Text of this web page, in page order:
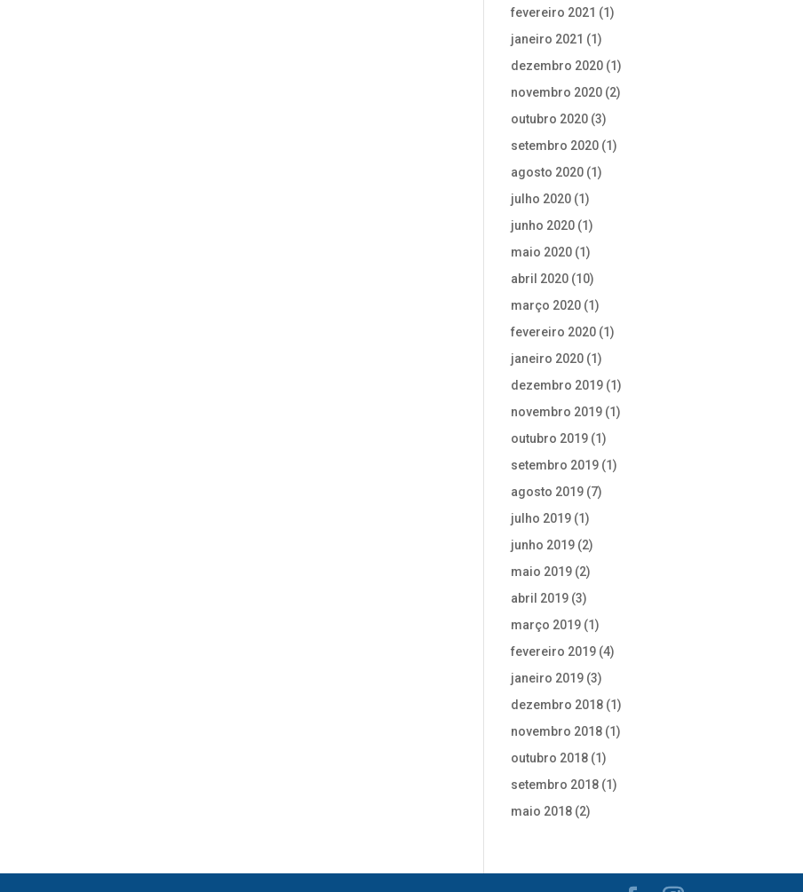
fevereiro 2021 (1)
janeiro 2021 (1)
dezembro 2020 (1)
novembro 2020 (2)
outubro 2020 (3)
setembro 2020 (1)
agosto 2020 (1)
julho 2020 (1)
junho 2020 (1)
maio 2020 (1)
abril 2020 (10)
março 2020 (1)
fevereiro 2020 (1)
janeiro 2020 (1)
dezembro 2019 (1)
novembro 2019 (1)
outubro 2019 (1)
setembro 2019 (1)
agosto 2019 (7)
julho 2019 (1)
junho 2019 (2)
maio 2019 (2)
abril 2019 (3)
março 2019 (1)
fevereiro 2019 (4)
janeiro 2019 (3)
dezembro 2018 (1)
novembro 2018 (1)
outubro 2018 (1)
setembro 2018 (1)
maio 2018 (2)